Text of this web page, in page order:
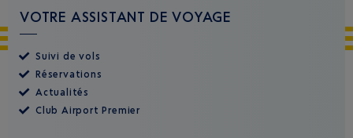
VOTRE ASSISTANT DE VOYAGE
Suivi de vols
Réservations
Actualités
Club Airport Premier